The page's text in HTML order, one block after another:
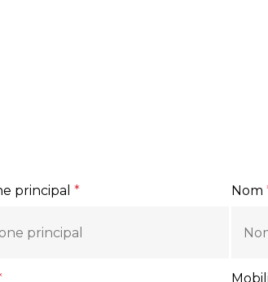
principal Nom